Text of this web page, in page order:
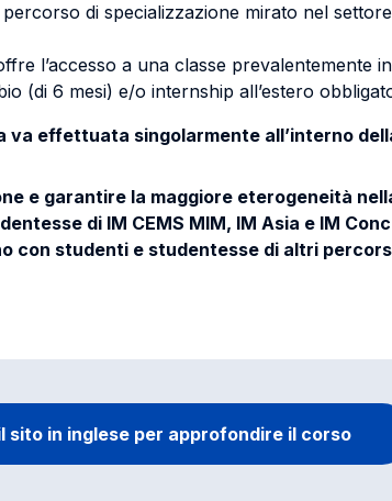
di specializzazione mirato nel
l’accesso a una classe prevalentemente
(di 6 mesi) e/o internship all’estero
va effettuata singolarmente all’interno
e garantire la maggiore eterogeneità
di IM CEMS MIM, IM Asia e IM
con studenti e studentesse di altri
sito in inglese per approfondire il corso